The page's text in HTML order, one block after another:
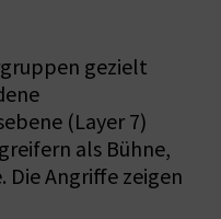
gezielt
(Layer 7)
als Bühne,
Angriffe zeigen